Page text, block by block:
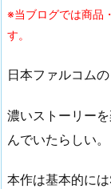
※当ブログでは商品
す。
日本ファルコム
濃いストーリー
んでいたらしい。
本作は基本的に